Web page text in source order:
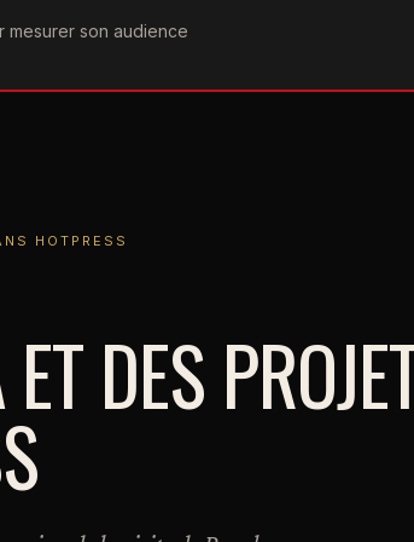
mesurer son audience
VIDÉOGRAPHIEFORUMS
HOTPRESS
DES